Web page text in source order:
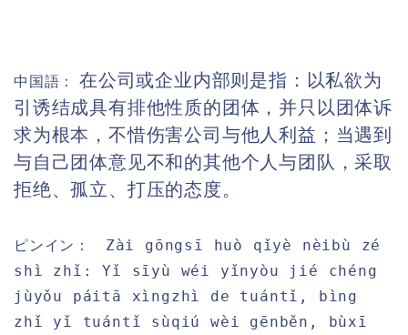
中国語： 在公司或企业内部则是指：以私欲为
引诱结成具有排他性质的团体，并只以团体诉
求为根本，不惜伤害公司与他人利益；当遇到
与自己团体意见不和的其他个人与团队，采取
拒绝、孤立、打压的态度。
ピンイン ： Zài gōngsī huò qǐyè nèibù zé
shì zhǐ: Yǐ sīyù wéi yǐnyòu jié chéng
jùyǒu páitā xìngzhì de tuántǐ, bìng
zhǐ yǐ tuántǐ sùqiú wèi gēnběn, bùxī